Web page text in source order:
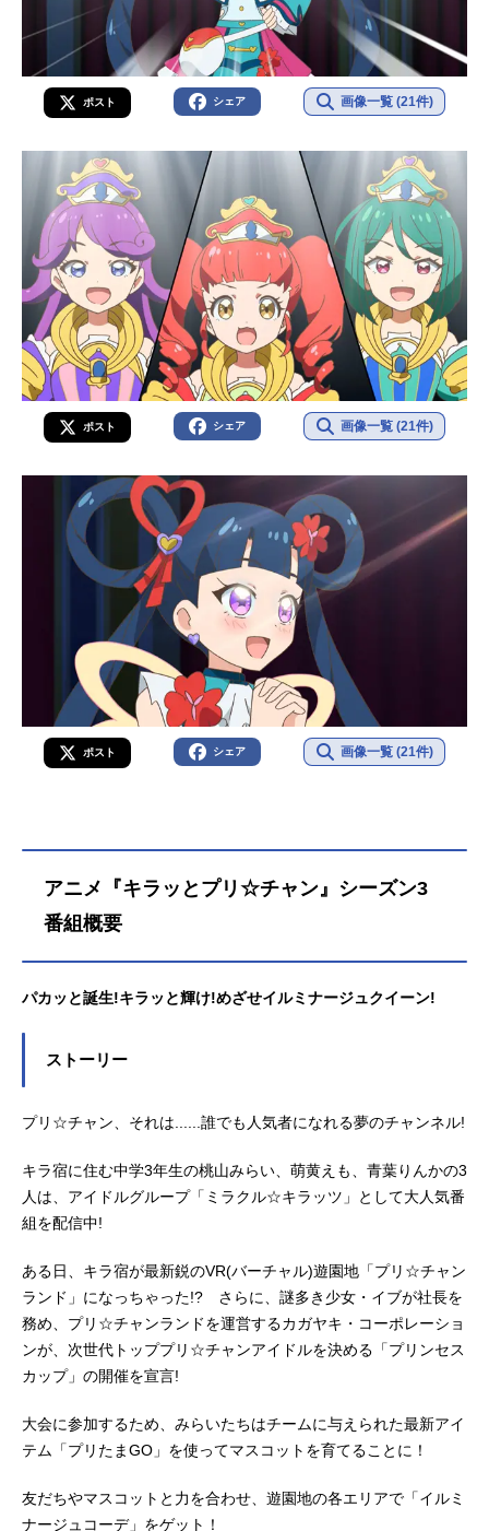
ポスト シェア 画像一覧 (21件)
ポスト シェア 画像一覧 (21件)
ポスト シェア 画像一覧 (21件)
アニメ『キラッとプリ☆チャン』シーズン3
番組概要
パカッと誕生!キラッと輝け!めざせイルミナージュクイーン!
ストーリー
プリ☆チャン、それは......誰でも人気者になれる夢のチャンネル!
キラ宿に住む中学3年生の桃山みらい、萌黄えも、青葉りんかの3
人は、アイドルグループ「ミラクル☆キラッツ」として大人気番
組を配信中!
ある日、キラ宿が最新鋭のVR(バーチャル)遊園地「プリ☆チャン
ランド」になっちゃった!? さらに、謎多き少女・イブが社長を
務め、プリ☆チャンランドを運営するカガヤキ・コーポレーショ
ンが、次世代トッププリ☆チャンアイドルを決める「プリンセス
カップ」の開催を宣言!
大会に参加するため、みらいたちはチームに与えられた最新アイ
テム「プリたまGO」を使ってマスコットを育てることに！
友だちやマスコットと力を合わせ、遊園地の各エリアで「イルミ
ナージュコーデ」をゲット！